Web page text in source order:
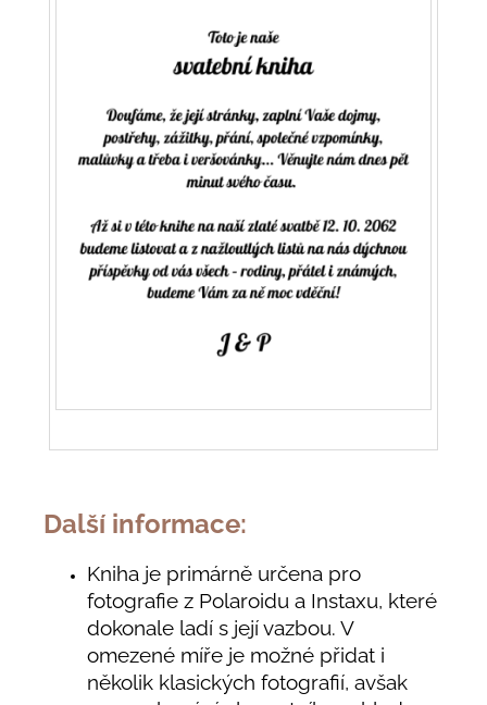
Další informace:
Kniha je primárně určena pro
fotografie z Polaroidu a Instaxu, které
dokonale ladí s její vazbou. V
omezené míře je možné přidat i
několik klasických fotografií, avšak